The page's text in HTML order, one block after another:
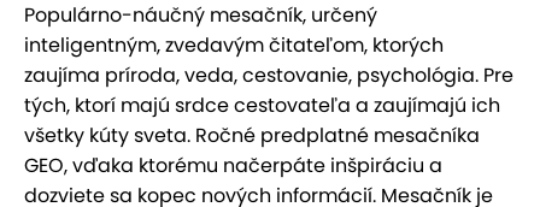
Populárno-náučný mesačník, určený
inteligentným, zvedavým čitateľom, ktorých
zaujíma príroda, veda, cestovanie, psychológia. Pre
tých, ktorí majú srdce cestovateľa a zaujímajú ich
všetky kúty sveta. Ročné predplatné mesačníka
GEO, vďaka ktorému načerpáte inšpiráciu a
dozviete sa kopec nových informácií. Mesačník je